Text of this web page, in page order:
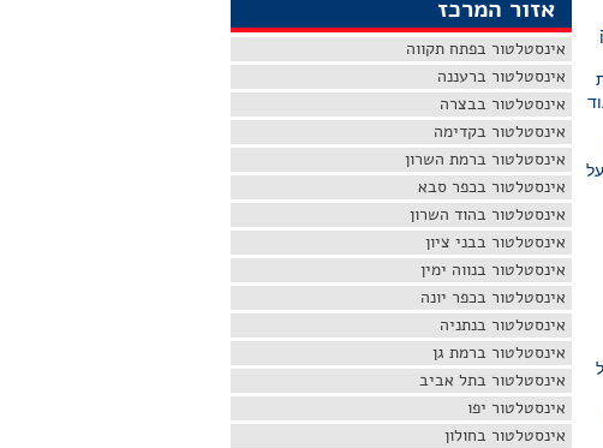
אזור המרכז
אינסטלטור בפתח תקווה
אינסטלטור ברעננה
אינסטלטור בבצרה
אינסטלטור בקדימה
אינסטלטור ברמת השרון
אינסטלטור בכפר סבא
אינסטלטור בהוד השרון
אינסטלטור בבני ציון
אינסטלטור בנווה ימין
אינסטלטור בכפר יונה
אינסטלטור בנתניה
אינסטלטור ברמת גן
אינסטלטור בתל אביב
אינסטלטור יפו
אינסטלטור בחולון